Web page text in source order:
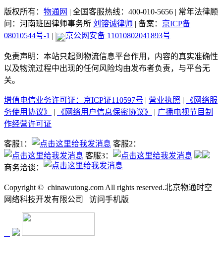
版权所有： 物通网 | 全国客服热线：400-010-5656 | 常年法律顾
问：河南班固律师事务所 刘镕诚律师 | 备案： 京ICP备
08010544号-1 | 京公网安备 11010802041893号
免责声明：本站只起到物流信息平台作用，内容的真实准确性
以及物流过程中出现的任何风险均由发布者负责，与平台无
关。
增值电信业务许可证：京ICP证110597号 | 营业执照 |
《网络服
务使用协议》
| 《网络用户信息保密协议》 | 广播电视节目制
作经营许可证
客服1：
客服2：
客服3：
商务洽谈：
Copyright © chinawutong.com All rights reserved.北京物通时空
网络科技开发有限公司
访问手机版